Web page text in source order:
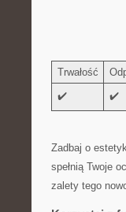
Trwałość
✔️
✔️
Zadbaj o
spełnią⁣ Twoje
zalety tego